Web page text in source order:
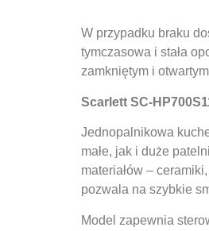
W przypadku braku
tymczasowa i stała
zamkniętym i
Scarlett SC-
Jednopalnikowa
małe, jak i duże
materiałów –
pozwala na szybkie
Model zapewnia